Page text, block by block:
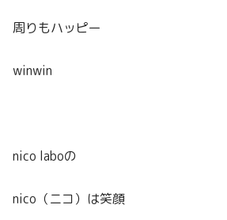
周りもハッピー
winwin
nico laboの
nico（ニコ）は笑顔